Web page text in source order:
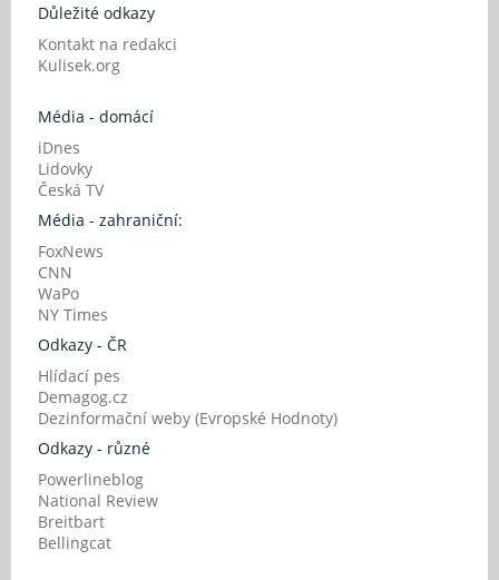
Důležité odkazy
Kontakt na redakci
Kulisek.org
Média - domácí
iDnes
Lidovky
Česká TV
Média - zahraniční:
FoxNews
CNN
WaPo
NY Times
Odkazy - ČR
Hlídací pes
Demagog.cz
Dezinformační weby (Evropské Hodnoty)
Odkazy - různé
Powerlineblog
National Review
Breitbart
Bellingcat